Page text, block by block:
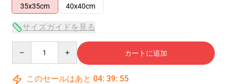
35x35cm
40x40cm
サイズガイドを見る
カートに追加
このセールはあと 04: 39: 54